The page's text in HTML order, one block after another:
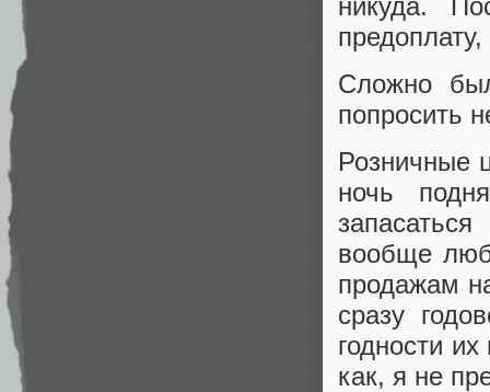
Сложно
попросить
Розничные
ночь
вообще
продажам
сразу
годности
как, я не